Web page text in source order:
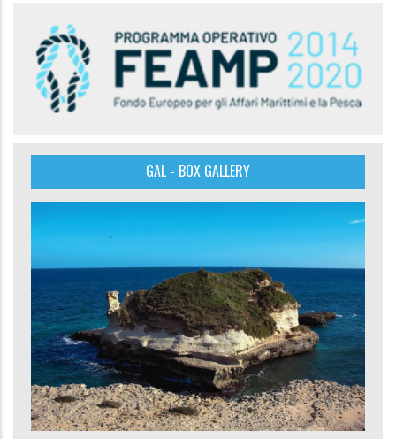
GAL - BOX GALLERY